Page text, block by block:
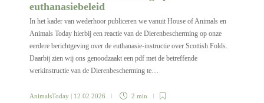
euthanasiebeleid
In het kader van wederhoor publiceren we vanuit House of Animals en
Animals Today hierbij een reactie van de Dierenbescherming op onze
eerdere berichtgeving over de euthanasie-instructie over Scottish Folds.
Daarbij zien wij ons genoodzaakt een pdf met de betreffende
werkinstructie van de Dierenbescherming te…
AnimalsToday | 12 02 2026 2 min